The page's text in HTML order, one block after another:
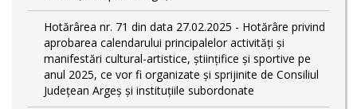
Hotărârea nr. 71 din data 27.02.2025 - Hotărâre privind
aprobarea calendarului principalelor activităţi şi
manifestări cultural-artistice, ştiinţifice şi sportive pe
anul 2025, ce vor fi organizate şi sprijinite de Consiliul
Judeţean Argeş şi instituţiile subordonate